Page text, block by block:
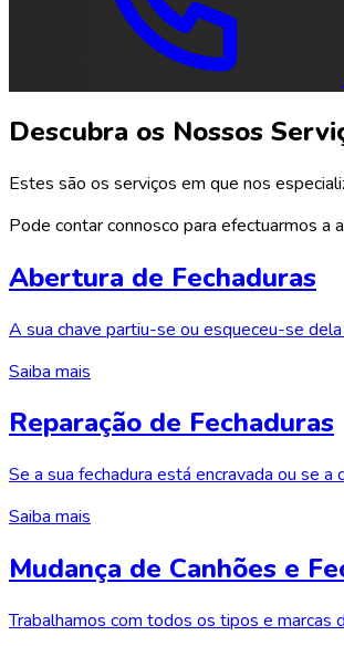
Descubra os Nossos
Estes são os serviços em que nos
Pode contar connosco para efectuarmos a
Abertura de Fechaduras
A sua chave partiu-se ou esqueceu-se
Saiba mais
Reparação de Fechaduras
Se a sua fechadura está encravada ou se
Saiba mais
Mudança de Canhões e
Trabalhamos com todos os tipos e marcas